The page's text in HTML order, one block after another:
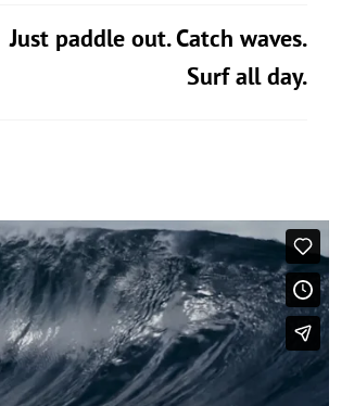
Just paddle out. Catch waves.
Surf all day.